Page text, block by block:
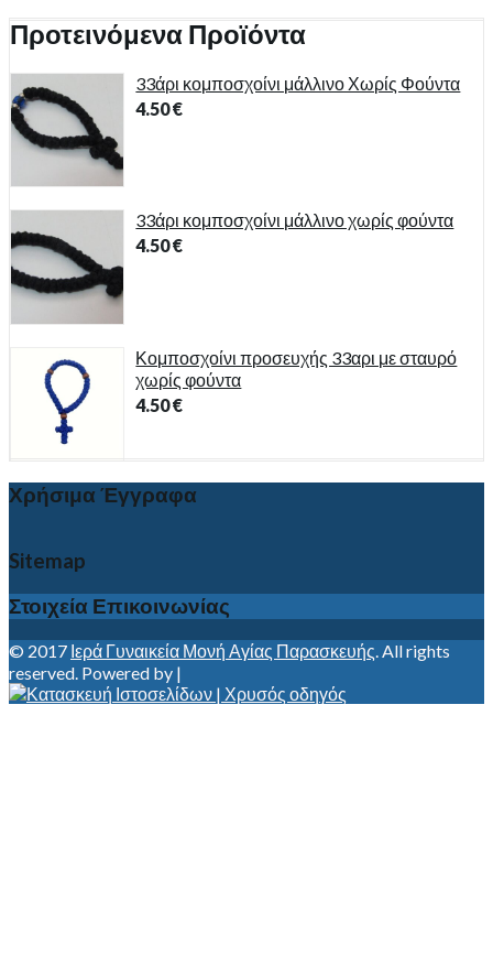
Προτεινόμενα Προϊόντα
33άρι κομποσχοίνι μάλλινο Χωρίς Φούντα
4.50€
33άρι κομποσχοίνι μάλλινο χωρίς φούντα
4.50€
Κομποσχοίνι προσευχής 33αρι με σταυρό
χωρίς φούντα
4.50€
Χρήσιμα Έγγραφα
Sitemap
Στοιχεία Επικοινωνίας
© 2017 Ιερά Γυναικεία Μονή Αγίας Παρασκευής . All rights
reserved. Powered by |